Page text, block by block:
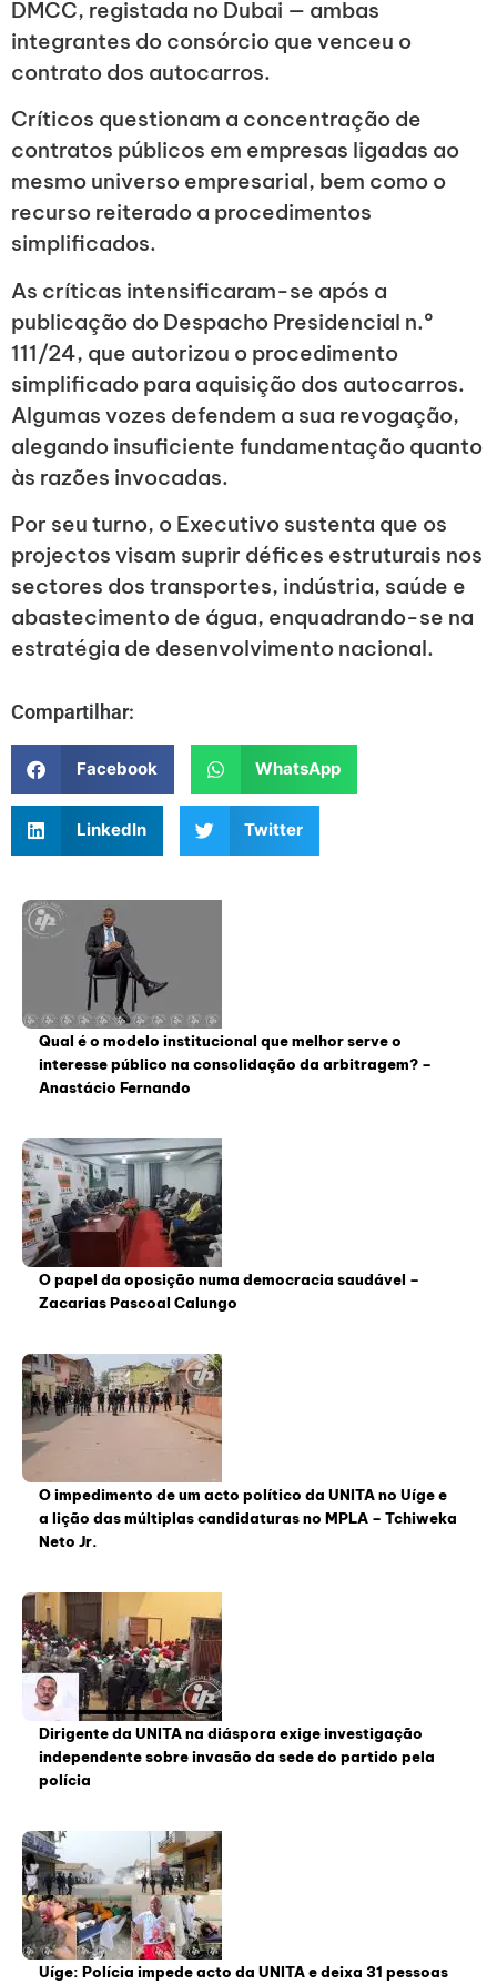
DMCC, registada no Dubai — ambas
integrantes do consórcio que venceu o
contrato dos autocarros.
Críticos questionam a concentração de
contratos públicos em empresas ligadas ao
mesmo universo empresarial, bem como o
recurso reiterado a procedimentos
simplificados.
As críticas intensificaram-se após a
publicação do Despacho Presidencial n.º
111/24, que autorizou o procedimento
simplificado para aquisição dos autocarros.
Algumas vozes defendem a sua revogação,
alegando insuficiente fundamentação quanto
às razões invocadas.
Por seu turno, o Executivo sustenta que os
projectos visam suprir défices estruturais nos
sectores dos transportes, indústria, saúde e
abastecimento de água, enquadrando-se na
estratégia de desenvolvimento nacional.
Compartilhar:
Facebook WhatsApp
LinkedIn Twitter
Qual é o modelo institucional que melhor serve o
interesse público na consolidação da arbitragem? –
Anastácio Fernando
O papel da oposição numa democracia saudável –
Zacarias Pascoal Calungo
O impedimento de um acto político da UNITA no Uíge e
a lição das múltiplas candidaturas no MPLA – Tchiweka
Neto Jr.
Dirigente da UNITA na diáspora exige investigação
independente sobre invasão da sede do partido pela
polícia
Uíge: Polícia impede acto da UNITA e deixa 31 pessoas